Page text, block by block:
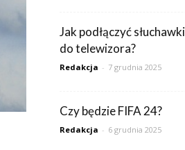
Jak podłączyć
do telewizora?
Redakcja - 7 grudnia 2025
Czy będzie FIFA 24?
Redakcja - 6 grudnia 2025